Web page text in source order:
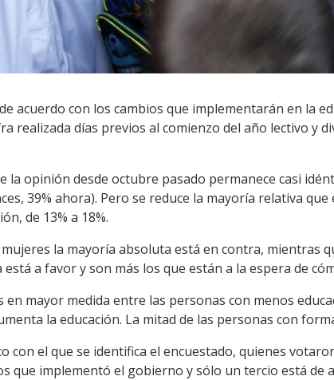
acuerdo con los cambios que implementarán en la
realizada días previos al comienzo del año lectivo y
la opinión desde octubre pasado permanece casi
39% ahora). Pero se reduce la mayoría relativa
de 13% a 18%.
la mayoría absoluta está en contra, mientras
a favor y son más los que están a la espera de
en mayor medida entre las personas con menos
la educación. La mitad de las personas con
con el que se identifica el encuestado, quienes
que implementó el gobierno y sólo un tercio está de